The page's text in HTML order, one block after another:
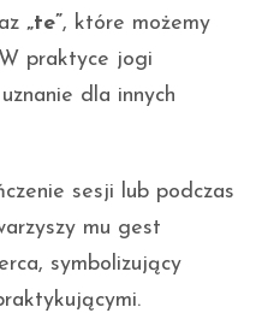
„te”, które możemy
W praktyce jogi
dla innych
sesji lub podczas
mu gest
symbolizujący